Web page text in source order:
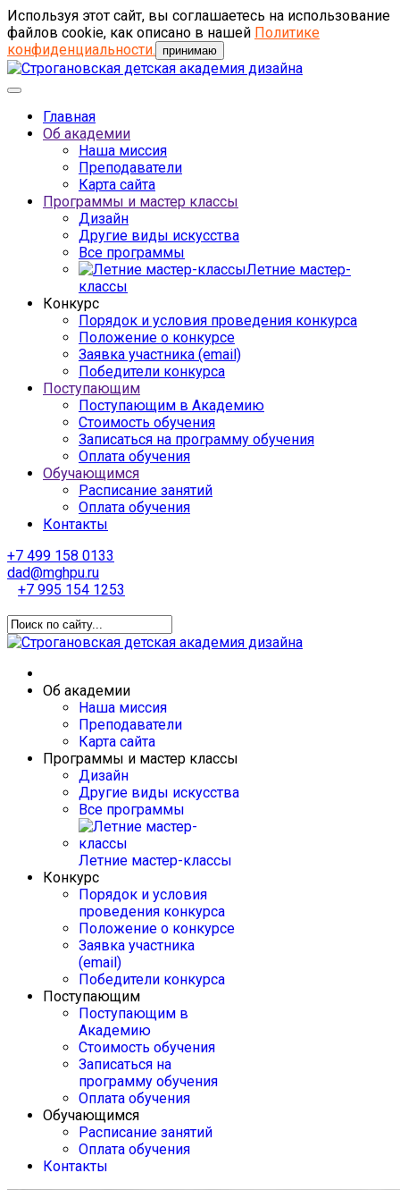
Используя этот сайт, вы соглашаетесь на использование
файлов cookie, как описано в нашей Политике
конфиденциальности.
принимаю
Главная
Об академии
Наша миссия
Преподаватели
Карта сайта
Программы и мастер классы
Дизайн
Другие виды искусства
Все программы
Летние мастер-
классы
Конкурс
Порядок и условия проведения конкурса
Положение о конкурсе
Заявка участника (email)
Победители конкурса
Поступающим
Поступающим в Академию
Стоимость обучения
Записаться на программу обучения
Оплата обучения
Обучающимся
Расписание занятий
Оплата обучения
Контакты
+7 499 158 0133
dad@mghpu.ru
+7 995 154 1253
Об академии
Наша миссия
Преподаватели
Карта сайта
Программы и мастер классы
Дизайн
Другие виды искусства
Все программы
Летние мастер-классы
Конкурс
Порядок и условия
проведения конкурса
Положение о конкурсе
Заявка участника
(email)
Победители конкурса
Поступающим
Поступающим в
Академию
Стоимость обучения
Записаться на
программу обучения
Оплата обучения
Обучающимся
Расписание занятий
Оплата обучения
Контакты